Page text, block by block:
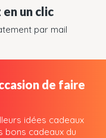
un clic
par mail
de faire
idées cadeaux
bons cadeaux du